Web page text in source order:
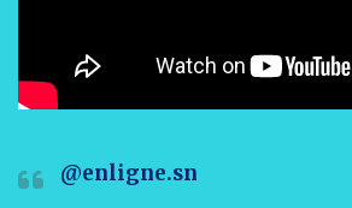
@enligne.sn